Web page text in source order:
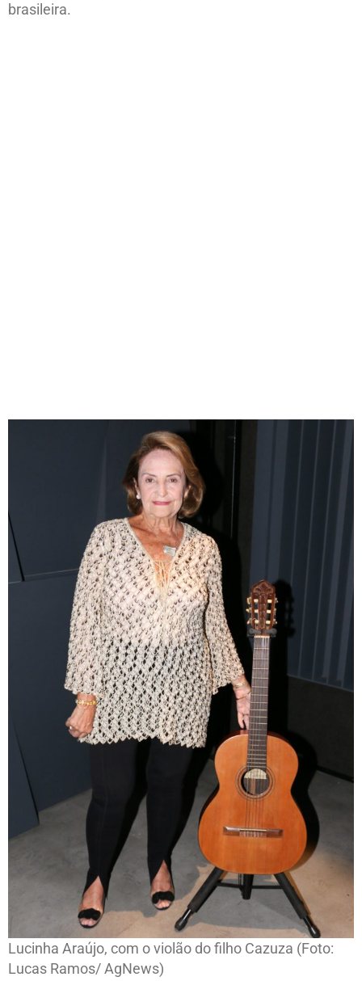
brasileira.
Lucinha Araújo, com o violão do filho Cazuza (Foto:
Lucas Ramos/ AgNews)